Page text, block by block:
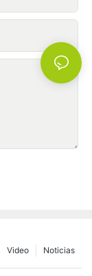
Noticias
Video